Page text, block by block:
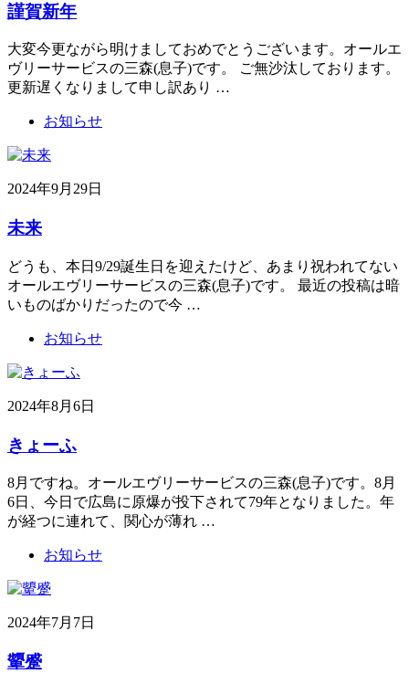
謹賀新年
大変今更ながら明けましておめでとうございます。オールエ
ヴリーサービスの三森(息子)です。 ご無沙汰しております。
更新遅くなりまして申し訳あり …
お知らせ
2024年9月29日
未来
どうも、本日9/29誕生日を迎えたけど、あまり祝われてない
オールエヴリーサービスの三森(息子)です。 最近の投稿は暗
いものばかりだったので今 …
お知らせ
2024年8月6日
きょーふ
8月ですね。オールエヴリーサービスの三森(息子)です。8月
6日、今日で広島に原爆が投下されて79年となりました。年
が経つに連れて、関心が薄れ …
お知らせ
2024年7月7日
顰蹙